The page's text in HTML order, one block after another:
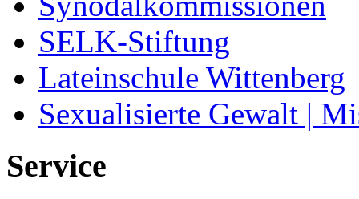
SELK-Stiftung
Lateinschule Wittenberg
Sexualisierte Gewalt |
Service